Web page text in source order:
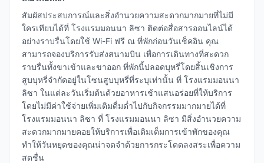
สัมผัสประสบการณ์และสิ่งอำนวยความสะดวกมากมายที่ไม่มี
ใครเทียบได้ที่ โรงแรมมอนนา ลิซา ติดต่อสื่อสารออนไลน์ได้
อย่างราบรื่นโดยใช้ Wi-Fi ฟรี ณ ที่พักก่อนวันเช็คอิน คุณ
สามารถจองบริการรับส่งสนามบิน เพื่อการเดินทางที่สะดวก
ราบรื่นทั้งขาเข้าและขาออก ที่พักนี้ปลอดบุหรี่โดยสิ้นเชิงการ
สูบบุหรี่จำกัดอยู่ในโซนสูบบุหรี่ที่ระบุเท่านั้น ที่ โรงแรมมอนนา
ลิซา ในแต่ละวันเริ่มต้นด้วยอาหารเช้าแสนอร่อยที่ให้บริการ
โดยไม่มีค่าใช้จ่ายเพิ่มเติมดื่มด่ำไปกับกิจกรรมมากมายได้ที่
โรงแรมมอนนา ลิซา ที่ โรงแรมมอนนา ลิซา มีสิ่งอำนวยความ
สะดวกมากมายคอยให้บริการเพื่อเติมเต็มการเข้าพักของคุณ
ทำให้วันหยุดของคุณน่าจดจำด้วยการกระโดดลงสระเพื่อความ
สดชื่น